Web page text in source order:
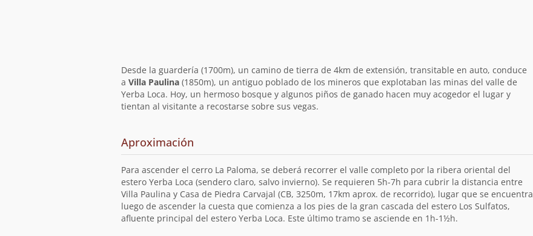
Desde la guardería (1700m), un camino de tierra de 4km de extensión, transitable en auto, conduce
a Villa Paulina(1850m), un antiguo poblado de los mineros que explotaban las minas del valle de
Yerba Loca. Hoy, un hermoso bosque y algunos piños de ganado hacen muy acogedor el lugar y
tientan al visitante a recostarse sobre sus vegas.
Aproximación
Para ascender el cerro La Paloma, se deberá recorrer el valle completo por la ribera oriental del
estero Yerba Loca (sendero claro, salvo invierno). Se requieren 5h-7h para cubrir la distancia entre
Villa Paulina y Casa de Piedra Carvajal (CB, 3250m, 17km aprox. de recorrido), lugar que se encuentra
luego de ascender la cuesta que comienza a los pies de la gran cascada del estero Los Sulfatos,
afluente principal del estero Yerba Loca. Este último tramo se asciende en 1h-1½h.